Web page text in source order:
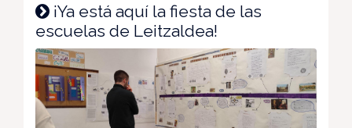
¡Ya está aquí la fiesta de las
escuelas de Leitzaldea!